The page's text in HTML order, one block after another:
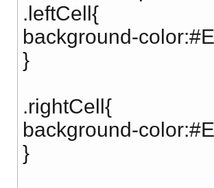
.leftCell{
background-
}
.rightCell{
background-
}